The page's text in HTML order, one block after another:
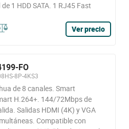
1 HDD SATA. 1 RJ45 Fast
Ver precio
FO
8P-4KS3
de 8 canales. Smart
H.264+. 144/72Mbps de
Salidas HDMI (4K) y VGA
Compatible con